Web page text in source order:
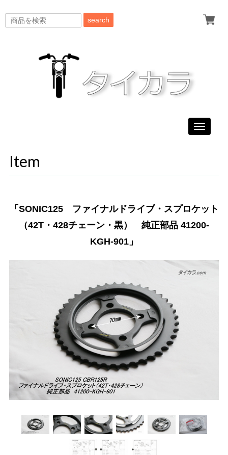
search
Toggle
Item
「SONIC125 ファイナルドライブ・スプロケット
（42T・428チェーン・黒） 純正部品 41200-
KGH-901」